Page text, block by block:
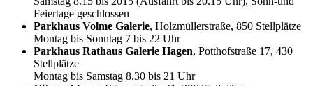
Feiertage geschlossen
Parkhaus Volme Galerie, Holzmüllerstraße, 850 Stellplätze
Montag bis Sonntag 7 bis 22 Uhr
Parkhaus Rathaus Galerie Hagen, Potthofstraße 17, 430
Stellplätze
Montag bis Samstag 8.30 bis 21 Uhr